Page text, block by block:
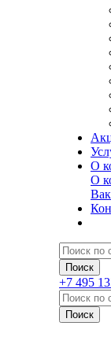
О
О
+7 495